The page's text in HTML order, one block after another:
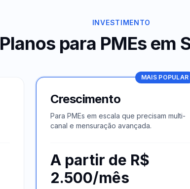
INVESTIMENTO
Planos para PMEs em
MAIS POPULAR
Crescimento
Para PMEs em escala que precisam multi-
canal e mensuração avançada.
A partir de R$
2.500/mês